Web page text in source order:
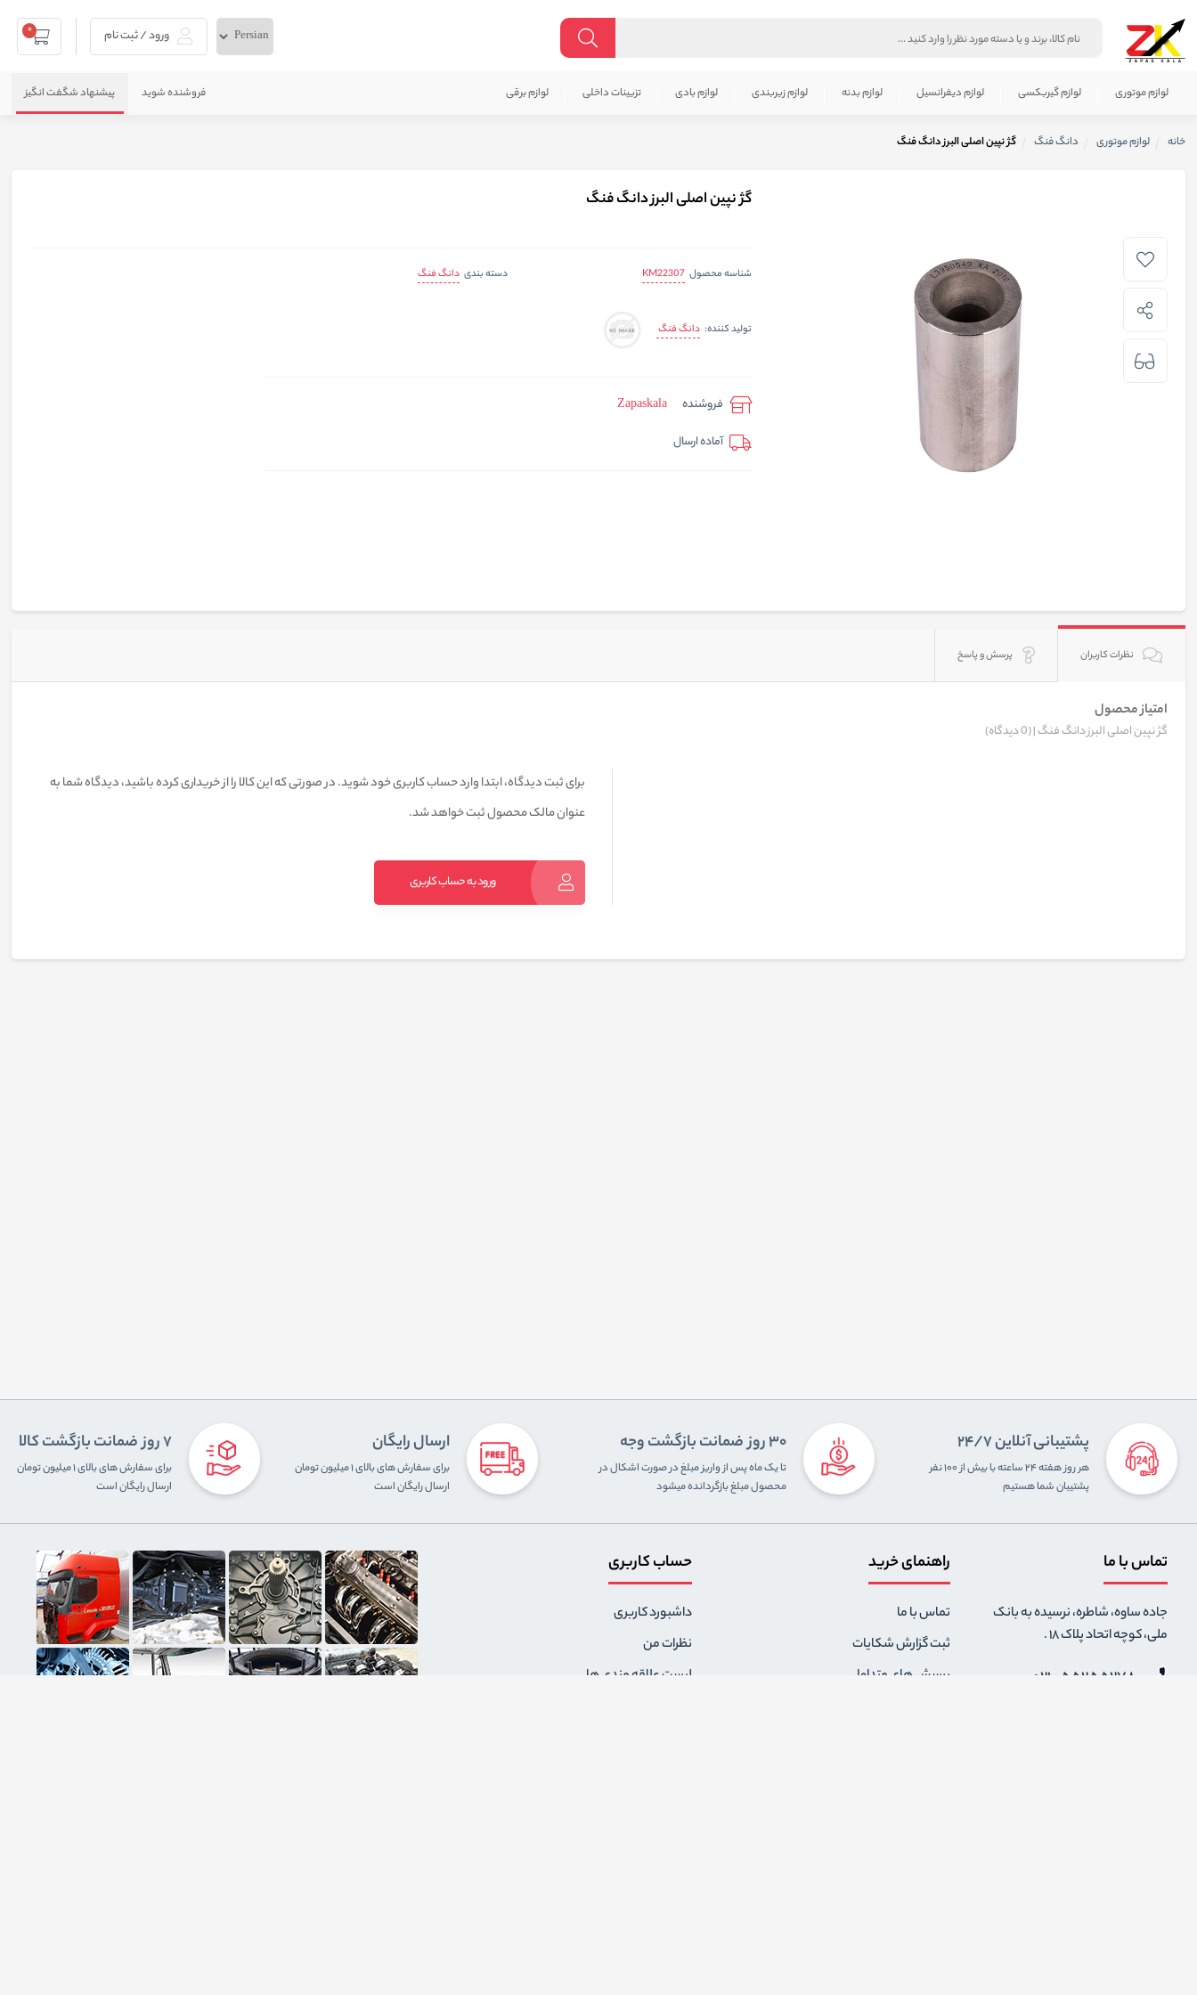
ورود / ثبت نام 0
لوازم موتوری لوازم گیربکسی لوازم دیفرانسیل لوازم بدنه لوازم زیربندی لوازم بادی تزیینات داخلی لوازم برقی فروشنده شوید پیشنهاد شگفت انگیز
خانه لوازم موتوری دانگ فنگ گژ نپین اصلی البرز دانگ فنگ
گژ نپین اصلی البرز دانگ فنگ
شناسه محصول KM22307 دسته بندی دانگ فنگ
تولید کننده: دانگ فنگ
فروشنده
Zapaskala
آماده ارسال
نظرات کاربران پرسش و پاسخ
امتیاز محصول
گژ نپین اصلی البرز دانگ فنگ |(0 دیدگاه)
برای ثبت دیدگاه، ابتدا وارد حساب کاربری خود شوید. در صورتی که این کالا را از خریداری کرده باشید، دیدگاه شما به
عنوان مالک محصول ثبت خواهد شد.
ورود به حساب کاربری
پشتیبانی آنلاین 24/7
هر روز هفته ۲۴ ساعته با بیش از ۱۰۰ نفر
پشتیبان شما هستیم
30 روز ضمانت بازگشت وجه
تا یک ماه پس از واریز مبلغ در صورت اشکال در
محصول مبلغ بازگردانده میشود
ارسال رایگان
برای سفارش های بالای ۱ میلیون تومان
ارسال رایگان است
7 روز ضمانت بازگشت کالا
برای سفارش های بالای ۱ میلیون تومان
ارسال رایگان است
تماس با ما
جاده ساوه، شاطره، نرسیده به بانک
ملی، کوچه اتحاد پلاک 18 .
021-55255278
راهنمای خرید
تماس با ما
ثبت گزارش شکایات
پرسش های متداول
حساب کاربری
داشبورد کاربری
نظرات من
لیست علاقه مندی ها